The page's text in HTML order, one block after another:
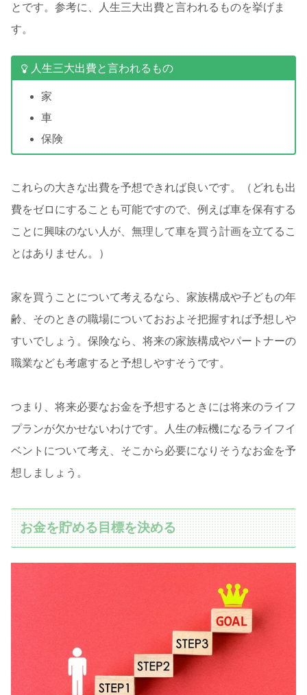
とです。参考に、人生三大出費と言われるものを挙げま
す。
人生三大出費と言われるもの
家
車
保険
これらの大きな出費を予想できれば良いです。（どれも出
費をゼロにすることも可能ですので、例えば車を保有する
ことに興味のない人が、無理して車を買う計画を立てるこ
とはありません。）
家を買うことについて考えるなら、家族構成や子どもの年
齢、そのときの職場についておおよそ把握すれば予想しや
すいでしょう。保険なら、将来の家族構成やパートナーの
職業なども考慮すると予想しやすそうです。
つまり、将来必要なお金を予想するときには将来のライフ
プランが欠かせないわけです。人生の転機になるライフイ
ベントについて考え、そこから必要になりそうなお金を予
想しましょう。
お金を貯める目標を決める